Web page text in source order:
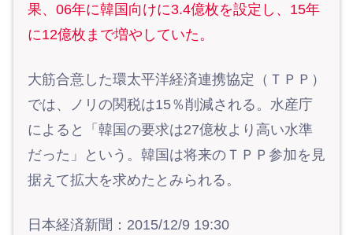
果、06年に韓国向けに3.4億枚を設定し、15年
に12億枚まで増やしていた。
大筋合意した環太平洋経済連携協定（ＴＰＰ）
では、ノリの関税は15％削減される。水産庁
によると「韓国の要求は27億枚より高い水準
だった」という。韓国は将来のＴＰＰ参加を見
据えて拡大を求めたとみられる。
日本経済新聞：2015/12/9 19:30